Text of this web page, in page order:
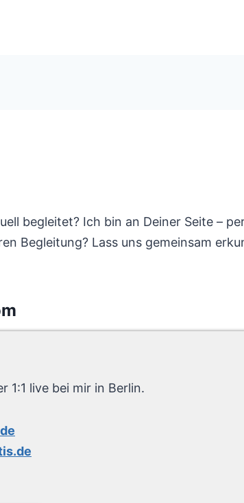
begleitet? Ich bin an Deiner Seite –
Begleitung? Lass uns gemeinsam
1:1 live bei mir in Berlin.